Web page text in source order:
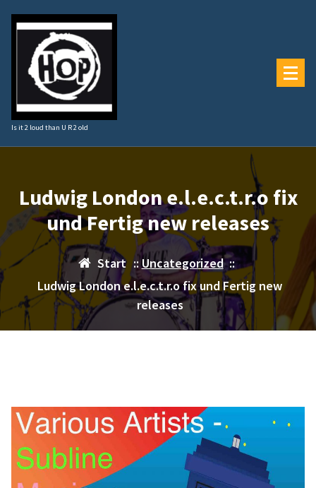
Inhalt
springen
Is it 2 loud than U R 2 old
Ludwig London e.l.e.c.t.r.o fix
und Fertig new releases
Start ::Uncategorized::
Ludwig London e.l.e.c.t.r.o fix und Fertig new
releases